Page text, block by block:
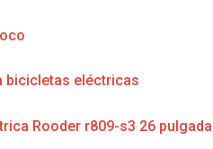
bicicletas eléctricas